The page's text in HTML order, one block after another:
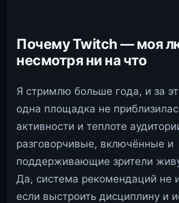
Почему Twitch — моя
несмотря ни на что
Я стримлю больше года, и за
одна площадка не
активности и теплоте
разговорчивые, включённые и
поддерживающие зрители
Да, система рекомендаций не
если выстроить дисциплину и